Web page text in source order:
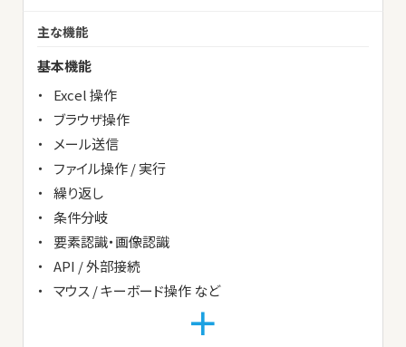
主な機能
基本機能
Excel 操作
ブラウザ操作
メール送信
ファイル操作 / 実行
繰り返し
条件分岐
要素認識・画像認識
API / 外部接続
マウス / キーボード操作 など
＋